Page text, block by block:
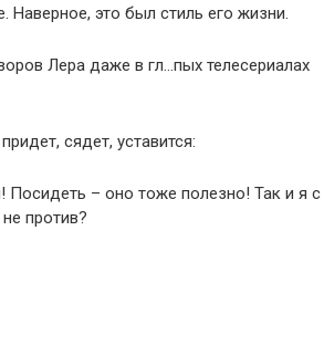
это был стиль его жизни.
Лера даже в гл…пых телесериалах
сядет, уставится:
– оно тоже полезно! Так и я с
против?